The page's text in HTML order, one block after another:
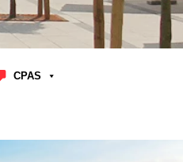
CPAS